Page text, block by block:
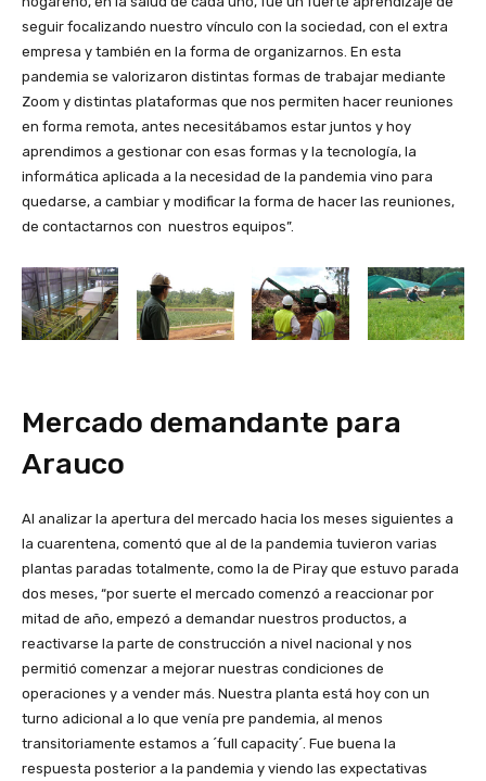
seguir focalizando nuestro vínculo con la sociedad, con el extra
empresa y también en la forma de organizarnos. En esta
pandemia se valorizaron distintas formas de trabajar mediante
Zoom y distintas plataformas que nos permiten hacer reuniones
en forma remota, antes necesitábamos estar juntos y hoy
aprendimos a gestionar con esas formas y la tecnología, la
informática aplicada a la necesidad de la pandemia vino para
quedarse, a cambiar y modificar la forma de hacer las reuniones,
de contactarnos con nuestros equipos”.
Mercado demandante para
Arauco
Al analizar la apertura del mercado hacia los meses siguientes a
la cuarentena, comentó que al de la pandemia tuvieron varias
plantas paradas totalmente, como la de Piray que estuvo parada
dos meses, “por suerte el mercado comenzó a reaccionar por
mitad de año, empezó a demandar nuestros productos, a
reactivarse la parte de construcción a nivel nacional y nos
permitió comenzar a mejorar nuestras condiciones de
operaciones y a vender más. Nuestra planta está hoy con un
turno adicional a lo que venía pre pandemia, al menos
transitoriamente estamos a ´full capacity´. Fue buena la
respuesta posterior a la pandemia y viendo las expectativas